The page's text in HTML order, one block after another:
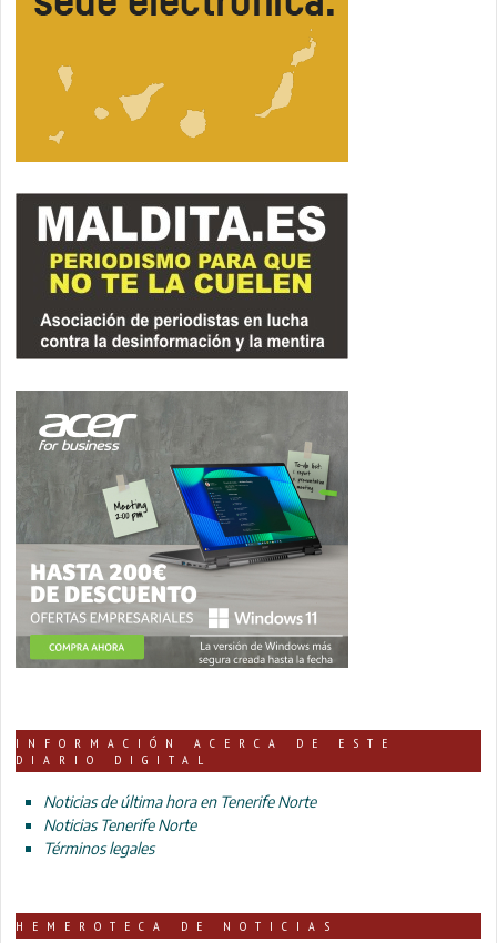
INFORMACIÓN ACERCA DE ESTE
DIARIO DIGITAL
Noticias de última hora en Tenerife Norte
Noticias Tenerife Norte
Términos legales
HEMEROTECA DE NOTICIAS